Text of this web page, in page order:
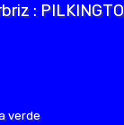
:
verde